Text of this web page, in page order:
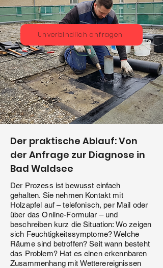
Unverbindlich anfragen
Der praktische Ablauf: Von
der Anfrage zur Diagnose in
Bad Waldsee
Der Prozess ist bewusst einfach
gehalten. Sie nehmen Kontakt mit
Holzapfel auf – telefonisch, per Mail oder
über das Online-Formular – und
beschreiben kurz die Situation: Wo zeigen
sich Feuchtigkeitssymptome? Welche
Räume sind betroffen? Seit wann besteht
das Problem? Hat es einen erkennbaren
Zusammenhang mit Wetterereignissen